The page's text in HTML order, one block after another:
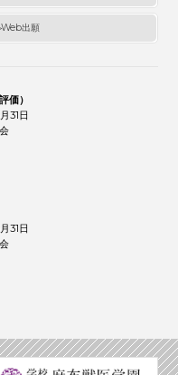
Web出願
価）
31日
31日